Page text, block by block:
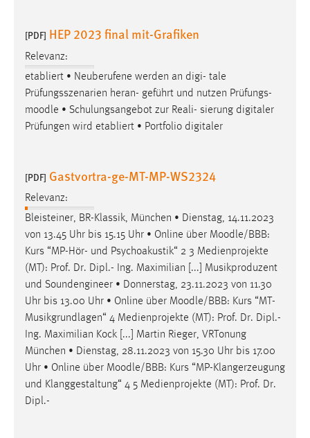
[PDF] HEP 2023 final mit-Grafiken
Relevanz:
etabliert • Neuberufene werden an digi- tale
Prüfungsszenarien heran- geführt und nutzen Prüfungs-
moodle • Schulungsangebot zur Reali- sierung digitaler
Prüfungen wird etabliert • Portfolio digitaler
[PDF] Gastvortra-ge-MT-MP-WS2324
Relevanz:
Bleisteiner, BR-Klassik, München • Dienstag, 14.11.2023
von 13.45 Uhr bis 15.15 Uhr • Online über Moodle/BBB:
Kurs “MP-Hör- und Psychoakustik“ 2 3 Medienprojekte
(MT): Prof. Dr. Dipl.- Ing. Maximilian [...] Musikproduzent
und Soundengineer • Donnerstag, 23.11.2023 von 11.30
Uhr bis 13.00 Uhr • Online über Moodle/BBB: Kurs “MT-
Musikgrundlagen“ 4 Medienprojekte (MT): Prof. Dr. Dipl.-
Ing. Maximilian Kock [...] Martin Rieger, VRTonung
München • Dienstag, 28.11.2023 von 15.30 Uhr bis 17.00
Uhr • Online über Moodle/BBB: Kurs “MP-Klangerzeugung
und Klanggestaltung“ 4 5 Medienprojekte (MT): Prof. Dr.
Dipl.-